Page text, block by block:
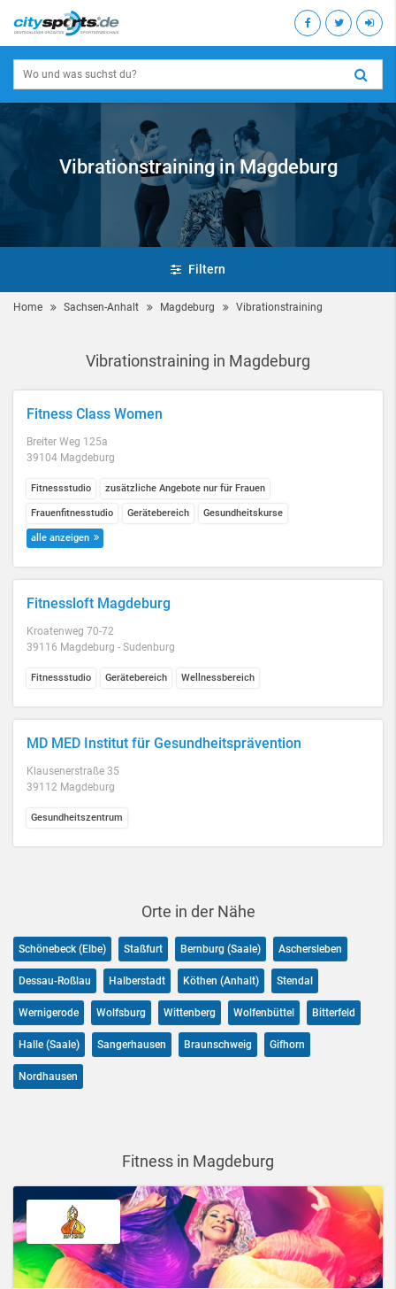
Vibrationstraining in Magdeburg
Filtern
Home Sachsen-Anhalt Magdeburg Vibrationstraining
Vibrationstraining in Magdeburg
Fitness Class Women
Breiter Weg 125a
39104 Magdeburg
Fitnessstudio zusätzliche Angebote nur für Frauen
Frauenfitnesstudio Gerätebereich Gesundheitskurse
alle anzeigen
Fitnessloft Magdeburg
Kroatenweg 70-72
39116 Magdeburg - Sudenburg
Fitnessstudio Gerätebereich Wellnessbereich
MD MED Institut für Gesundheitsprävention
Klausenerstraße 35
39112 Magdeburg
Gesundheitszentrum
Orte in der Nähe
Schönebeck (Elbe) Staßfurt Bernburg (Saale) Aschersleben
Dessau-Roßlau Halberstadt Köthen (Anhalt) Stendal
Wernigerode Wolfsburg Wittenberg Wolfenbüttel Bitterfeld
Halle (Saale) Sangerhausen Braunschweig Gifhorn
Nordhausen
Fitness in Magdeburg